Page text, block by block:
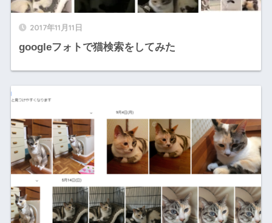
2017年11月11日
googleフォトで猫検索をしてみた